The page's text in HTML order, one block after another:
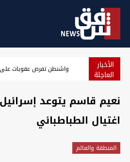
الأخبار
العاجلة واشنطن تفرض عقوبات
نعيم قاسم يتوعد
اغتيال الطباطبائي
المنطقة والعالم